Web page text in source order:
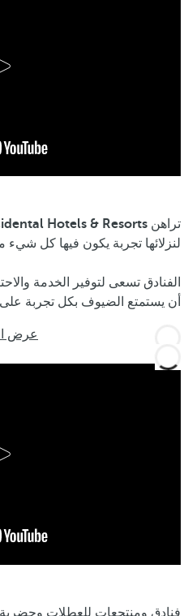
تراهن Hotels & Resorts
لنزلائها تجربة يكون فيها كل شيء
الفنادق تسعى لتوفير الخدمة
أن يستمتع الضيوف بكل تجربة
عرض
فنادق ومنتجعات للعطلات